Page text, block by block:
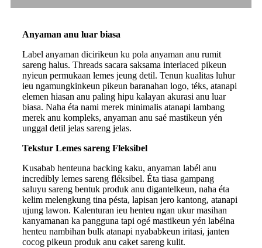
Anyaman anu luar biasa
Label anyaman dicirikeun ku pola anyaman anu rumit
sareng halus. Threads sacara saksama interlaced pikeun
nyieun permukaan lemes jeung detil. Tenun kualitas luhur
ieu ngamungkinkeun pikeun baranahan logo, téks, atanapi
elemen hiasan anu paling hipu kalayan akurasi anu luar
biasa. Naha éta nami merek minimalis atanapi lambang
merek anu kompleks, anyaman anu saé mastikeun yén
unggal detil jelas sareng jelas.
Tekstur Lemes sareng Fleksibel
Kusabab henteuna backing kaku, anyaman labél anu
incredibly lemes sareng fléksibel. Éta tiasa gampang
saluyu sareng bentuk produk anu digantelkeun, naha éta
kelim melengkung tina pésta, lapisan jero kantong, atanapi
ujung lawon. Kalenturan ieu henteu ngan ukur masihan
kanyamanan ka pangguna tapi ogé mastikeun yén labélna
henteu nambihan bulk atanapi nyababkeun iritasi, janten
cocog pikeun produk anu caket sareng kulit.